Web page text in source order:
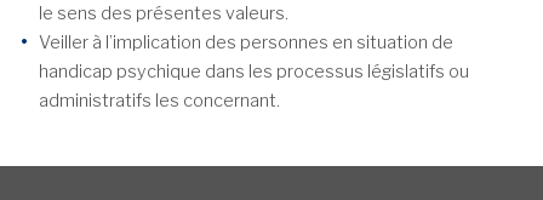
le sens des présentes valeurs.
Veiller à l’implication des personnes en situation de
handicap psychique dans les processus législatifs ou
administratifs les concernant.